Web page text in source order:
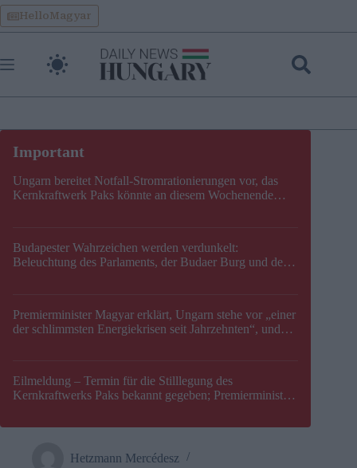
Skip
to
content
HelloMagyar
Ungarn bereitet Notfall-Stromrationierungen vor, das
Kernkraftwerk Paks könnte an diesem Wochenende
Budapester Wahrzeichen werden verdunkelt:
Beleuchtung des Parlaments, der Budaer Burg und der
Premierminister Magyar erklärt, Ungarn stehe vor „einer
der schlimmsten Energiekrisen seit Jahrzehnten“, und
Eilmeldung – Termin für die Stilllegung des
Kernkraftwerks Paks bekannt gegeben; Premierminister
Hetzmann Mercédesz